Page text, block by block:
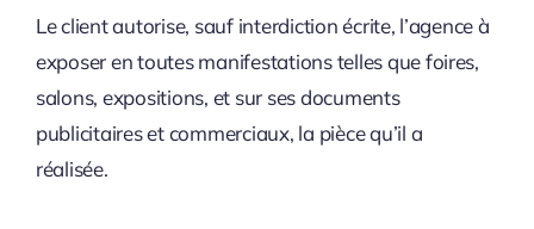
Le client autorise, sauf interdiction écrite, l’agence à
exposer en toutes manifestations telles que foires,
salons, expositions, et sur ses documents
publicitaires et commerciaux, la pièce qu’il a
réalisée.